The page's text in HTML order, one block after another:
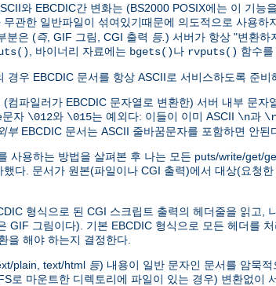
와 EBCDIC간 변화는 (BS2000 POSIX에는 이 기
무관한 일반파일이 섞여있기때문에 의도적으로 사용하
분은 (즉, GIF 그림, CGI 출력 등. ) 서버가 항상 "변환하
, 바이너리 자료에는 bgets()나 rvputs() 함수
경우 EBCDIC 문서를 항상 ASCII로 서비스하도록 준비
(컴파일러가 EBCDIC 문자열로 변환한) 서버 내부 문
문자 \012와 \015는 예외다: 이들이 이미 ASCII \n과 \r
부 EBCDIC 문서는 ASCII 줄바꿈문자를 포함하면 안된
사용하는 방법을 살펴본 후 나는 모든 puts/write/get/
했다. 문서가 원본(파일이나 CGI 출력)에서 대상(요청
형식으로 된 CGI 스크립트 출력의 헤더줄을 읽고,
GIF 그림이다). 기본 EBCDIC 형식으로 모든 헤더를
을 해야 하는지 결정한다.
plain, text/html 등) 내용이 일반 문자인 문서를 암묵
로 마운트한 디렉토리에 파일이 있는 경우) 변환없이